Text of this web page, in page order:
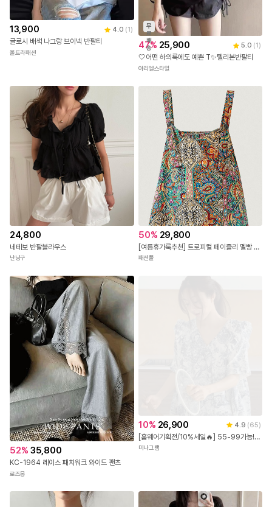
13,900 4.0 (1 )
글로시 배색 나그랑 브이넥 반팔티
울트라패션
무
료
배
송
47% 25,900 5.0 (1 )
🤍어떤 하의룩에도 예쁜 T✨텔리본반팔티
아리엘스타일
24,800
네테보 반팔블라우스
난닝구
50% 29,800
[여름휴가룩추천] 트로피컬 페이즐리 멜빵 팬츠
패션풀
52% 35,800
KC-1964 레이스 패치워크 와이드 팬츠
로즈몽
10% 26,900 4.9 (65)
[홈웨어기획전/10%세일🔥] 55-99가능! [꿀잠3세트] 빅사이즈잠옷 7부바지 반바지
미나그램